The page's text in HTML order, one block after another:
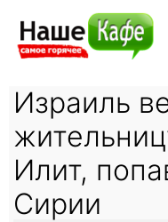
Израиль
Илит,
Сирии